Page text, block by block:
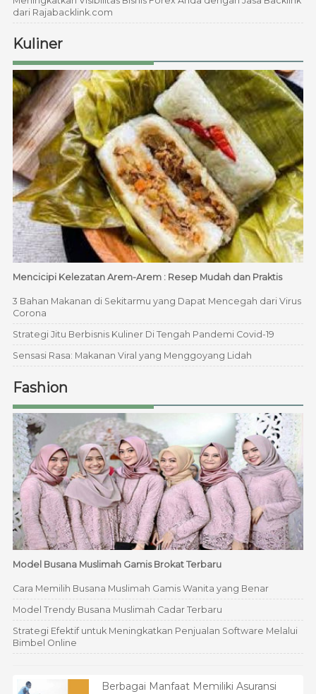
dari Rajabacklink.com
Kuliner
Mencicipi Kelezatan Arem-Arem : Resep Mudah dan Praktis
3 Bahan Makanan di Sekitarmu yang Dapat Mencegah dari Virus
Corona
Strategi Jitu Berbisnis Kuliner Di Tengah Pandemi Covid-19
Sensasi Rasa: Makanan Viral yang Menggoyang Lidah
Fashion
Model Busana Muslimah Gamis Brokat Terbaru
Cara Memilih Busana Muslimah Gamis Wanita yang Benar
Model Trendy Busana Muslimah Cadar Terbaru
Strategi Efektif untuk Meningkatkan Penjualan Software Melalui
Bimbel Online
Berbagai Manfaat Memiliki Asuransi